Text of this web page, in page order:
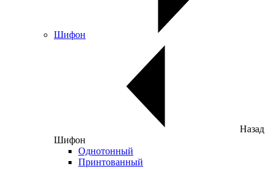
Шифон
Назад
Шифон
Однотонный
Принтованный